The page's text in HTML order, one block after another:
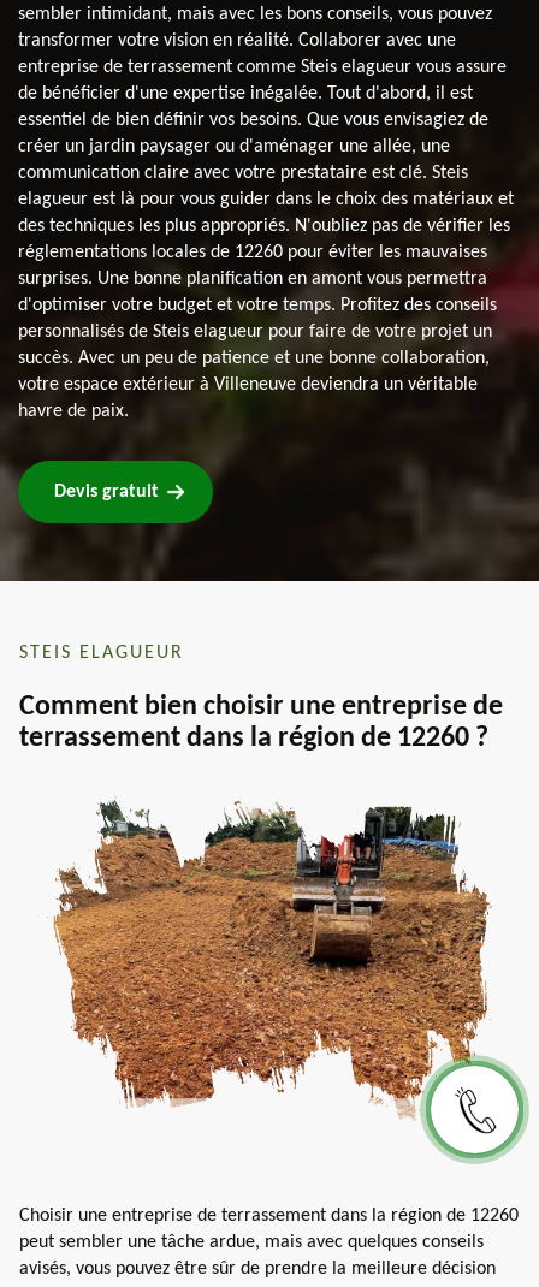
sembler intimidant, mais avec les bons conseils, vous pouvez
transformer votre vision en réalité. Collaborer avec une
entreprise de terrassement comme Steis elagueur vous assure
de bénéficier d'une expertise inégalée. Tout d'abord, il est
essentiel de bien définir vos besoins. Que vous envisagiez de
créer un jardin paysager ou d'aménager une allée, une
communication claire avec votre prestataire est clé. Steis
elagueur est là pour vous guider dans le choix des matériaux et
des techniques les plus appropriés. N'oubliez pas de vérifier les
réglementations locales de 12260 pour éviter les mauvaises
surprises. Une bonne planification en amont vous permettra
d'optimiser votre budget et votre temps. Profitez des conseils
personnalisés de Steis elagueur pour faire de votre projet un
succès. Avec un peu de patience et une bonne collaboration,
votre espace extérieur à Villeneuve deviendra un véritable
havre de paix.
Devis gratuit
STEIS ELAGUEUR
Comment bien choisir une entreprise de
terrassement dans la région de 12260 ?
Choisir une entreprise de terrassement dans la région de 12260
peut sembler une tâche ardue, mais avec quelques conseils
avisés, vous pouvez être sûr de prendre la meilleure décision